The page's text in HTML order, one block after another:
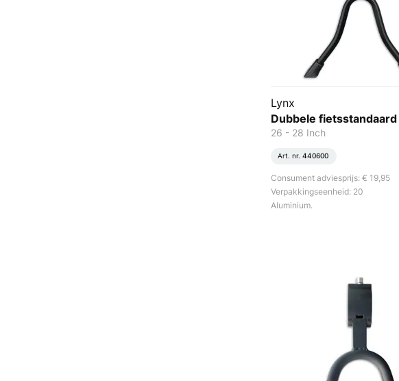
Lynx
Dubbele fietsstandaard
26 - 28 Inch
Art. nr. 440600
Consument adviesprijs: € 19,95
Verpakkingseenheid: 20
Aluminium.